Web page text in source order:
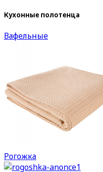
Кухонные полотенца
Вафельные
Рогожка